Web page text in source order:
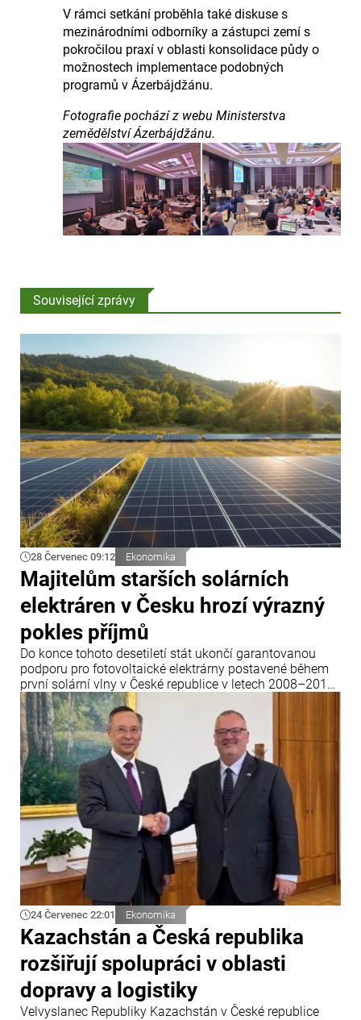
V rámci setkání proběhla také diskuse s
mezinárodními odborníky a zástupci zemí s
pokročilou praxí v oblasti konsolidace půdy o
možnostech implementace podobných
programů v Ázerbájdžánu.
Fotografie pochází z webu Ministerstva
zemědělství Ázerbájdžánu.
Související zprávy
28 Červenec 09:12 Ekonomika
Majitelům starších solárních
elektráren v Česku hrozí výrazný
pokles příjmů
Do konce tohoto desetiletí stát ukončí garantovanou
podporu pro fotovoltaické elektrárny postavené během
první solární vlny v České republice v letech 2008–2010.
Dvacet let po uvedení do provozu tyto elektrárny přijdou
o garantované výkupní ceny elektřiny a jejich majitelé
budou muset buď modernizovat zařízení, nebo své
podnikání prodat.
24 Červenec 22:01 Ekonomika
Kazachstán a Česká republika
rozšiřují spolupráci v oblasti
dopravy a logistiky
Velvyslanec Republiky Kazachstán v České republice